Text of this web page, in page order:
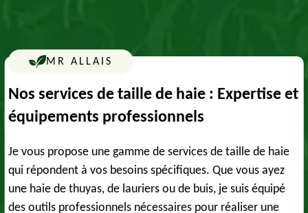
MR ALLAIS
Nos services de taille de haie : Expertise et
équipements professionnels
Je vous propose une gamme de services de taille de haie
qui répondent à vos besoins spécifiques. Que vous ayez
une haie de thuyas, de lauriers ou de buis, je suis équipé
des outils professionnels nécessaires pour réaliser une